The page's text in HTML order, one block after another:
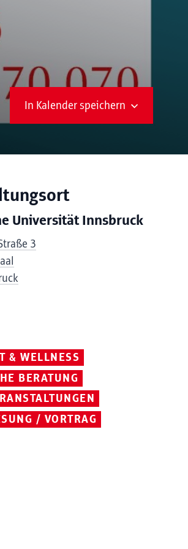
In Kalender speichern
Universität Innsbruck
3
& WELLNESS
BERATUNG
/ VORTRAG